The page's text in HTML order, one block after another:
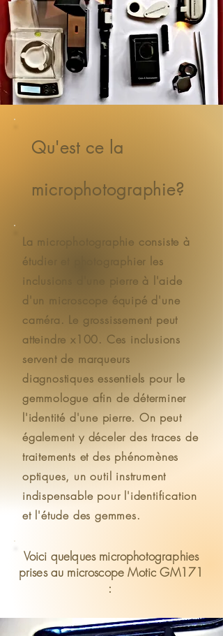
Qu'est ce la
microphotographie?
La microphotographie consiste à
étudier et photographier les
inclusions d'une pierre à l'aide
d'un microscope équipé d'une
caméra. Le grossissement peut
atteindre x100. Ces inclusions
servent de marqueurs
diagnostiques essentiels pour le
gemmologue afin de déterminer
l'identité d'une pierre. On peut
également y déceler des traces de
traitements et des phénomènes
optiques, un outil instrument
indispensable pour l'identification
et l'étude des gemmes.
Voici quelques microphotographies
prises au microscope Motic GM171
: